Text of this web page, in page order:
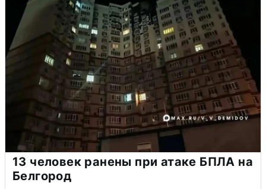
13 человек ранены при атаке БПЛА на
Белгород